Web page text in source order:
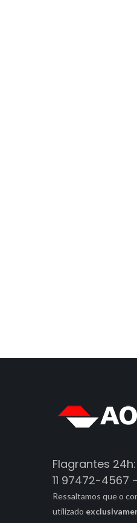
Flagrantes 24h:
11 97472-4567
Ressaltamos que o
utilizado